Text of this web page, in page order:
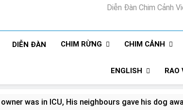
Diễn Đàn Chim Cảnh
DIỄN ĐÀN CHIM RỪNG CHIM CẢNH
ENGLISH RAO
was in ICU, His neighbours gave his dog